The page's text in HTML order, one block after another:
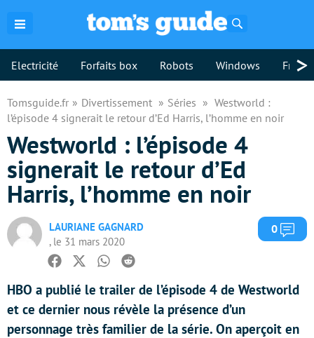
Electricité Forfaits box Robots Windows >
Tomsguide.fr Divertissement Séries
Westworld :
l’épisode 4 signerait le retour d’Ed Harris, l’homme en noir
Westworld : l’épisode 4
signerait le retour d’Ed
Harris, l’homme en noir
LAURIANE GAGNARD
, le 31 mars 2020
0
Facebook
TwitterWhatsapp
Reddit
HBO a publié le trailer de l’épisode 4 de Westworld
et ce dernier nous révèle la présence d’un
personnage très familier de la série. On aperçoit en